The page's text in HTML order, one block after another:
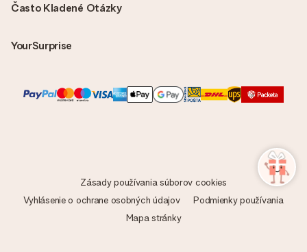
Často Kladené Otázky
YourSurprise
Zásady používania súborov cookies
Vyhlásenie o ochrane osobných údajov
Podmienky používania
Mapa stránky